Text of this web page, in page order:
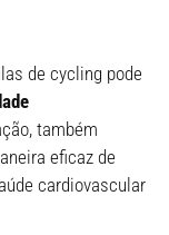
de cycling pode
também
eficaz de
cardiovascular